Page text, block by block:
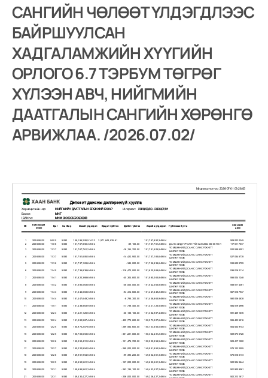
САНГИЙН ЧӨЛӨӨТ ҮЛДЭГДЛЭЭС
БАЙРШУУЛСАН
ХАДГАЛАМЖИЙН ХҮҮГИЙН
ОРЛОГО 6.7 ТЭРБУМ ТӨГРӨГ
ХҮЛЭЭН АВЧ, НИЙГМИЙН
ДААТГАЛЫН САНГИЙН ХӨРӨНГӨ
АРВИЖЛАА. /2026.07.02/